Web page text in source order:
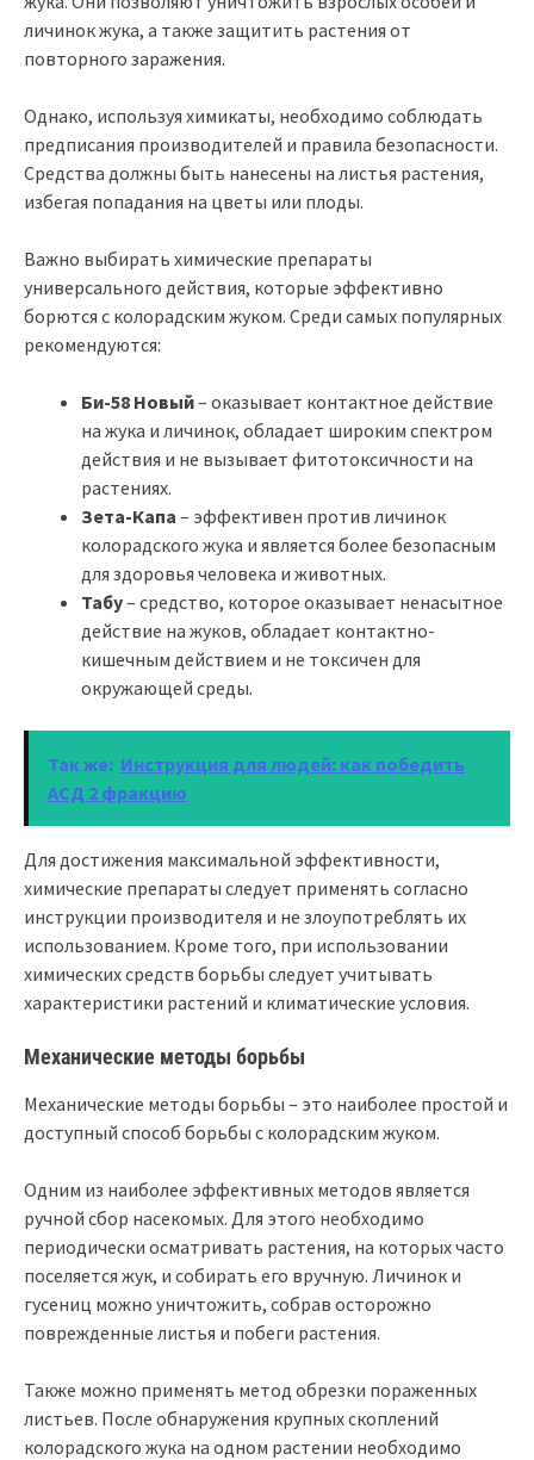
личинок жука, а также защитить растения от
повторного заражения.
Однако, используя химикаты, необходимо соблюдать
предписания производителей и правила безопасности.
Средства должны быть нанесены на листья растения,
избегая попадания на цветы или плоды.
Важно выбирать химические препараты
универсального действия, которые эффективно
борются с колорадским жуком. Среди самых популярных
рекомендуются:
Би-58 Новый– оказывает контактное действие
на жука и личинок, обладает широким спектром
действия и не вызывает фитотоксичности на
растениях.
Зета-Капа – эффективен против личинок
колорадского жука и является более безопасным
для здоровья человека и животных.
Табу– средство, которое оказывает ненасытное
действие на жуков, обладает контактно-
кишечным действием и не токсичен для
окружающей среды.
Так же: Инструкция для людей: как победить
АСД 2 фракцию
Для достижения максимальной эффективности,
химические препараты следует применять согласно
инструкции производителя и не злоупотреблять их
использованием. Кроме того, при использовании
химических средств борьбы следует учитывать
характеристики растений и климатические условия.
Механические методы борьбы
Механические методы борьбы – это наиболее простой и
доступный способ борьбы с колорадским жуком.
Одним из наиболее эффективных методов является
ручной сбор насекомых. Для этого необходимо
периодически осматривать растения, на которых часто
поселяется жук, и собирать его вручную. Личинок и
гусениц можно уничтожить, собрав осторожно
поврежденные листья и побеги растения.
Также можно применять метод обрезки пораженных
листьев. После обнаружения крупных скоплений
колорадского жука на одном растении необходимо